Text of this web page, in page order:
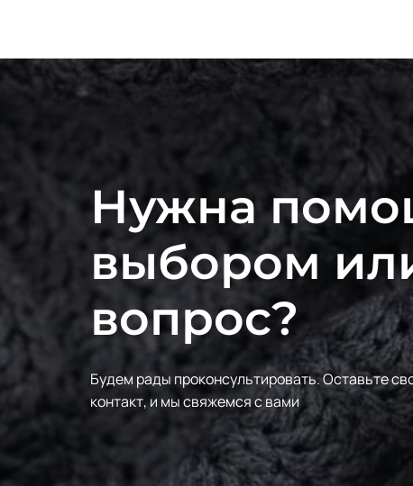
Нужна
выбором
вопрос?
Будем рады проконсультировать.Оставьте
контакт, и мы свяжемся с вами